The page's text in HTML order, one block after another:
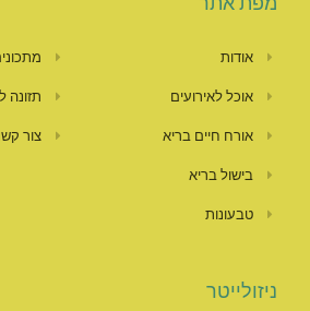
אודות
אוכל לאירועים
אורח חיים בריא
בישול בריא
טבעונות
תזונה
צור
ניזולייטר